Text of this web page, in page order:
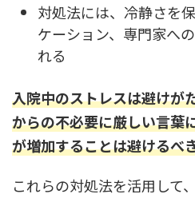
対処法には、冷静さを
ケーション、専門家へ
れる
入院中のストレスは避けが
からの不必要に厳しい言葉
が増加することは避けるべ
これらの対処法を活用して